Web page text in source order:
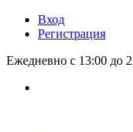
Вход
Регистрация
Ежедневно с 13:00 до